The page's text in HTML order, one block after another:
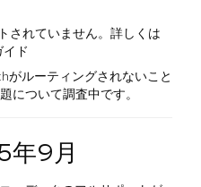
されていません。詳しくは
イド
ルーティングされないこと
について調査中です。
9月